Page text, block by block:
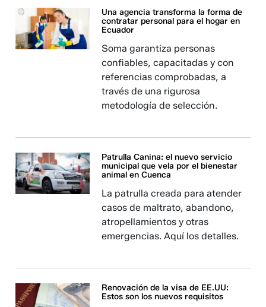
Una agencia transforma la forma de
contratar personal para el hogar en
Ecuador
Soma garantiza personas
confiables, capacitadas y con
referencias comprobadas, a
través de una rigurosa
metodología de selección.
Patrulla Canina: el nuevo servicio
municipal que vela por el bienestar
animal en Cuenca
La patrulla creada para atender
casos de maltrato, abandono,
atropellamientos y otras
emergencias. Aquí los detalles.
Renovación de la visa de EE.UU:
Estos son los nuevos requisitos